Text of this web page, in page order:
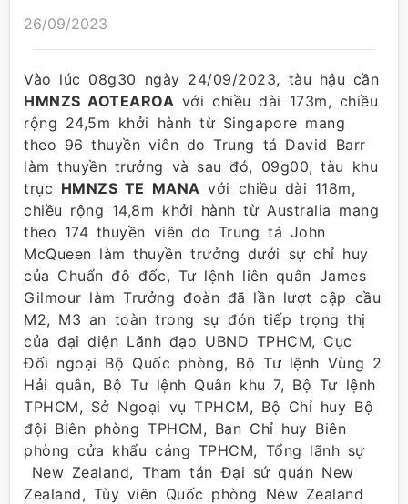
26/09/2023
Vào lúc 08g30 ngày 24/09/2023, tàu hậu cần
HMNZS AOTEAROA với chiều dài 173m, chiều
rộng 24,5m khởi hành từ Singapore mang
theo 96 thuyền viên do Trung tá David Barr
làm thuyền trưởng và sau đó, 09g00, tàu khu
trục HMNZS TE MANA với chiều dài 118m,
chiều rộng 14,8m khởi hành từ Australia mang
theo 174 thuyền viên do Trung tá John
McQueen làm thuyền trưởng dưới sự chỉ huy
của Chuẩn đô đốc, Tư lệnh liên quân James
Gilmour làm Trưởng đoàn đã lần lượt cập cầu
M2, M3 an toàn trong sự đón tiếp trọng thị
của đại diện Lãnh đạo UBND TPHCM, Cục
Đối ngoại Bộ Quốc phòng, Bộ Tư lệnh Vùng 2
Hải quân, Bộ Tư lệnh Quân khu 7, Bộ Tư lệnh
TPHCM, Sở Ngoại vụ TPHCM, Bộ Chỉ huy Bộ
đội Biên phòng TPHCM, Ban Chỉ huy Biên
phòng cửa khẩu cảng TPHCM, Tổng lãnh sự
New Zealand, Tham tán Đại sứ quán New
Zealand, Tùy viên Quốc phòng New Zealand